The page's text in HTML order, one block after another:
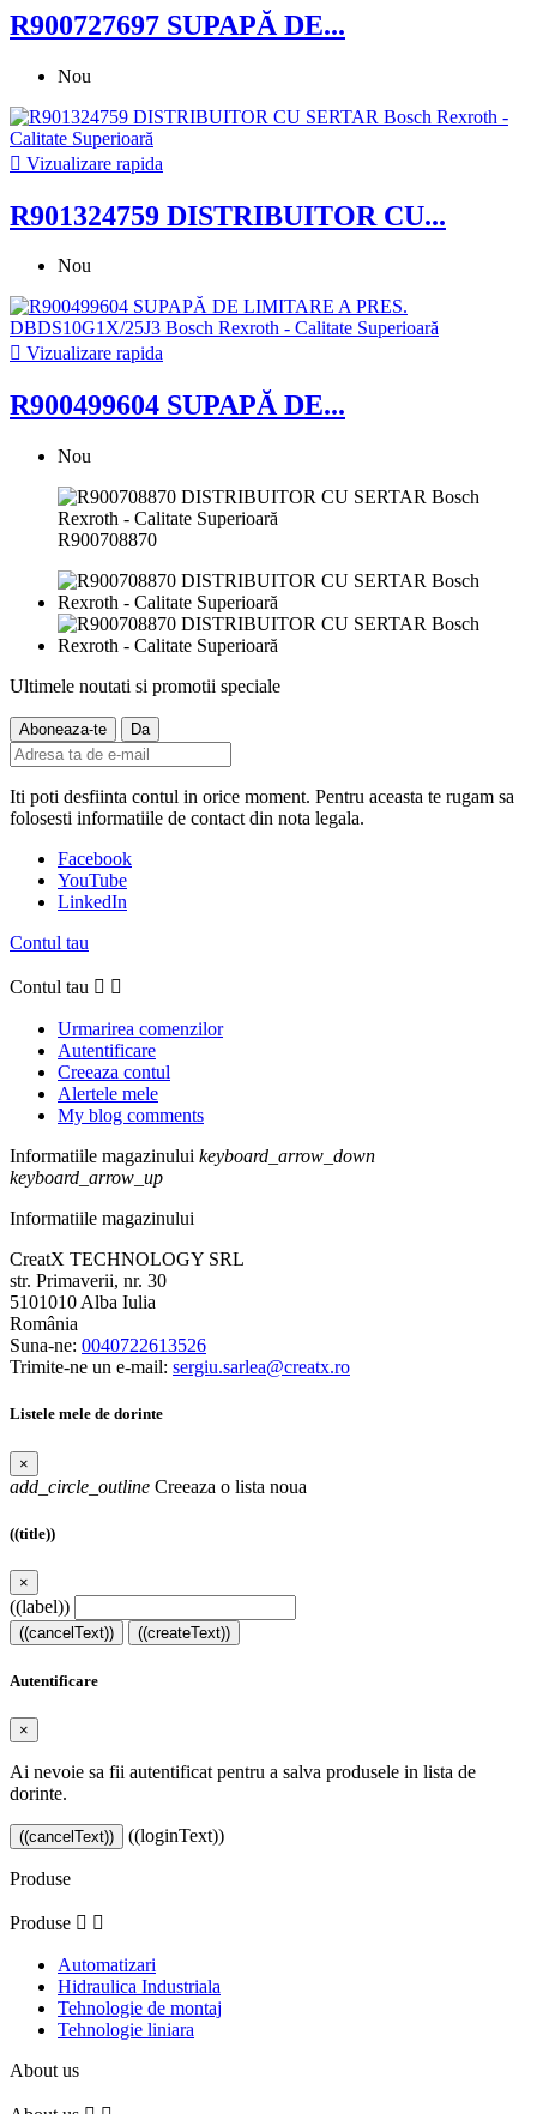
R900727697 SUPAPĂ DE...
Nou
 Vizualizare rapida
R901324759 DISTRIBUITOR CU...
Nou
 Vizualizare rapida
R900499604 SUPAPĂ DE...
Nou
R900708870
Ultimele noutati si promotii speciale
Iti poti desfiinta contul in orice moment. Pentru aceasta te rugam sa
folosesti informatiile de contact din nota legala.
Facebook
YouTube
LinkedIn
Contul tau
Contul tau  
Urmarirea comenzilor
Autentificare
Creeaza contul
Alertele mele
My blog comments
Informatiile magazinului keyboard_arrow_down
keyboard_arrow_up
Informatiile magazinului
CreatX TECHNOLOGY SRL
str. Primaverii, nr. 30
5101010 Alba Iulia
România
Suna-ne: 0040722613526
Trimite-ne un e-mail: sergiu.sarlea@creatx.ro
Listele mele de dorinte
×
add_circle_outline Creeaza o lista noua
((title))
×
((label))
((cancelText)) ((createText))
Autentificare
×
Ai nevoie sa fii autentificat pentru a salva produsele in lista de
dorinte.
((cancelText)) ((loginText))
Produse
Produse  
Automatizari
Hidraulica Industriala
Tehnologie de montaj
Tehnologie liniara
About us